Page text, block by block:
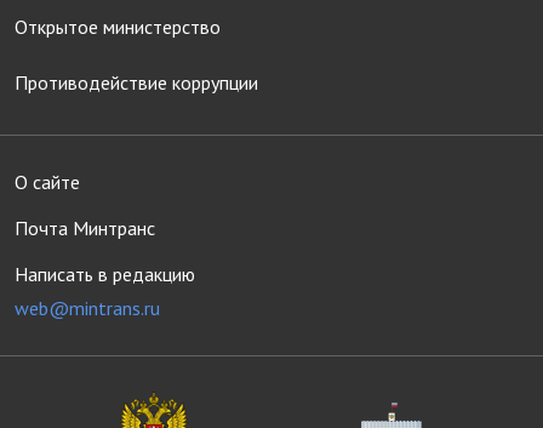
Открытое министерство
Противодействие коррупции
О сайте
Почта Минтранс
Написать в редакцию
web@mintrans.ru